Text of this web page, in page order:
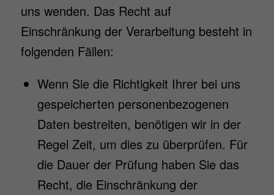
uns wenden. Das Recht auf
Einschränkung der Verarbeitung besteht in
folgenden Fällen:
Wenn Sie die Richtigkeit Ihrer bei uns
gespeicherten personenbezogenen
Daten bestreiten, benötigen wir in der
Regel Zeit, um dies zu überprüfen. Für
die Dauer der Prüfung haben Sie das
Recht, die Einschränkung der